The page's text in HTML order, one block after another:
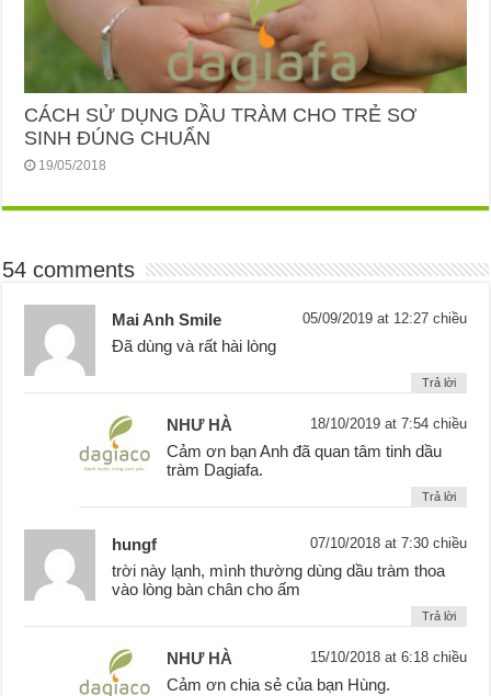
CÁCH SỬ DỤNG DẦU TRÀM CHO TRẺ SƠ
SINH ĐÚNG CHUẨN
19/05/2018
54 comments
Mai Anh Smile 05/09/2019 at 12:27 chiều
Đã dùng và rất hài lòng
Trả lời
NHƯ HÀ 18/10/2019 at 7:54 chiều
Cảm ơn bạn Anh đã quan tâm tinh dầu
tràm Dagiafa.
Trả lời
hungf 07/10/2018 at 7:30 chiều
trời này lạnh, mình thường dùng dầu tràm thoa
vào lòng bàn chân cho ấm
Trả lời
NHƯ HÀ 15/10/2018 at 6:18 chiều
Cảm ơn chia sẻ của bạn Hùng.